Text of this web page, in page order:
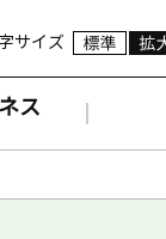
サイズ
ス